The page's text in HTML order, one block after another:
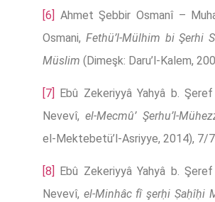
[6] Ahmet Şebbir Osmanî –
Osmani, Fethü’l-Mülhim bi Şerhi
Müslim (Dimeşk: Daru’l-Kalem,
[7] Ebû Zekeriyyâ Yahyâ b.
Nevevî,el-Mecmû’ Şerhu’l-
el-Mektebetü’l-Asriyye, 2014), 7/
[8]
Ebû Zekeriyyâ Yahyâ b.
Nevevî, el-Minhâc fî şerḥi Ṣaḥîḥi